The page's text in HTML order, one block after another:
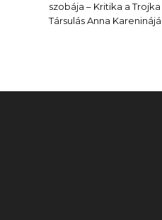
szobája – Kritika a
Társulás Anna